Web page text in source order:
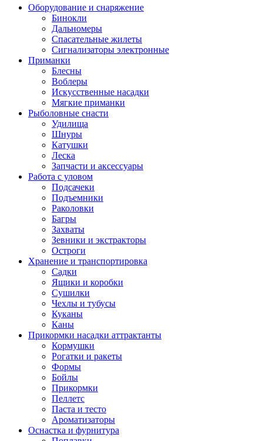
Оборудование и снаряжение
Бинокли
Дальномеры
Спасательные жилеты
Сигнализаторы электронные
Приманки
Блесны
Воблеры
Искусственные насадки
Мягкие приманки
Рыболовные снасти
Удилища
Шнуры
Катушки
Леска
Запчасти и аксессуары
Работа с уловом
Подсачеки
Подъемники
Раколовки
Багры
Захваты
Зевники и экстракторы
Остроги
Хранение и транспортировка
Садки
Ящики и коробки
Сушилки
Чехлы и тубусы
Куканы
Каны
Прикормки насадки аттрактанты
Кормушки
Рогатки и ракеты
Формы
Бойлы
Прикормки
Пеллетс
Паста и тесто
Ароматизаторы
Оснастка и фурнитура